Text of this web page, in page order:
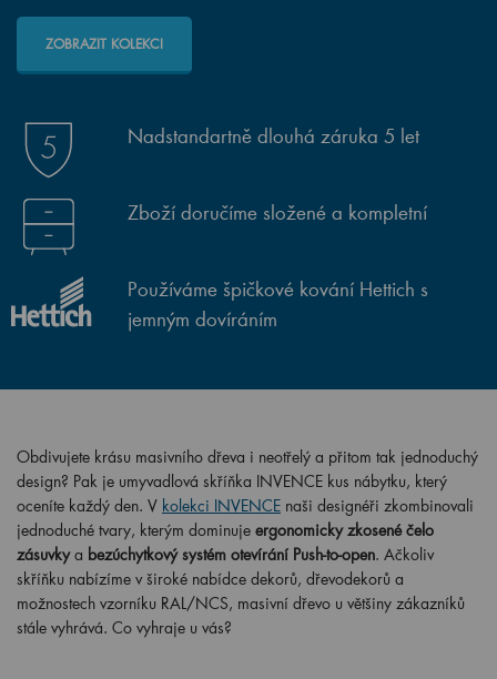
ZOBRAZIT KOLEKCI
Nadstandartně dlouhá záruka 5 let
Zboží doručíme složené a kompletní
Používáme špičkové kování Hettich s
jemným dovíráním
Obdivujete krásu masivního dřeva i neotřelý a přitom tak jednoduchý
design? Pak je umyvadlová skříňka INVENCE kus nábytku, který
oceníte každý den. V kolekci INVENCE naši designéři zkombinovali
jednoduché tvary, kterým dominuje ergonomicky zkosené čelo
zásuvky a bezúchytkový systém otevírání Push-to-open. Ačkoliv
skříňku nabízíme v široké nabídce dekorů, dřevodekorů a
možnostech vzorníku RAL/NCS, masivní dřevo u většiny zákazníků
stále vyhrává. Co vyhraje u vás?